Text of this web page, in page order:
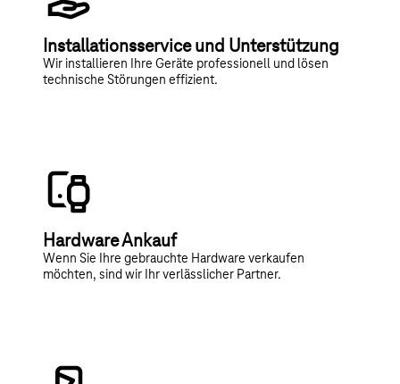
Installationsservice und Unterstützung
Wir installieren Ihre Geräte professionell und lösen
technische Störungen effizient.
Hardware Ankauf
Wenn Sie Ihre gebrauchte Hardware verkaufen
möchten, sind wir Ihr verlässlicher Partner.